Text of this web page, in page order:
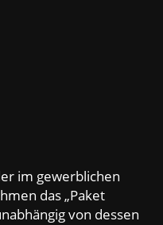
im gewerblichen
das „Paket
von dessen